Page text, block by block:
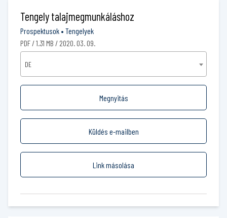
Tengely talajmegmunkáláshoz
Prospektusok • Tengelyek
PDF / 1.31 MB / 2020. 03. 09.
DE
Megnyitás
Küldés e-mailben
Link másolása